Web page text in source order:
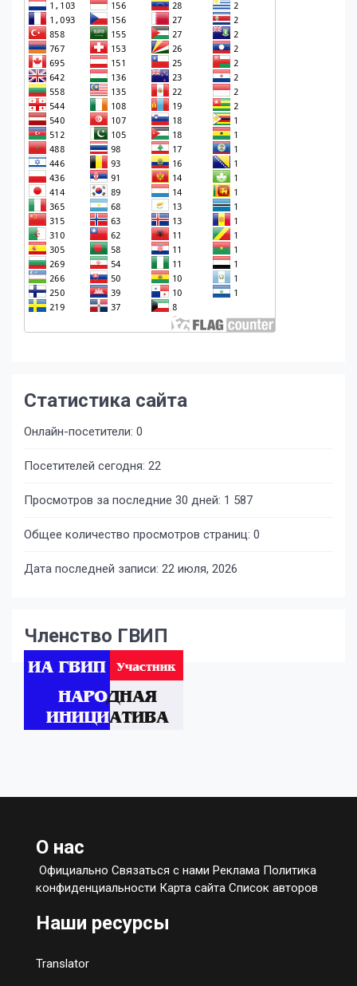
Статистика сайта
Онлайн-посетители: 0
Посетителей сегодня: 22
Просмотров за последние 30 дней: 1 587
Общее количество просмотров страниц: 0
Дата последней записи: 22 июля, 2026
Членство ГВИП
О нас
Официально Связаться с нами Реклама Политика
конфиденциальности Карта сайта Список авторов
Наши ресурсы
Translator